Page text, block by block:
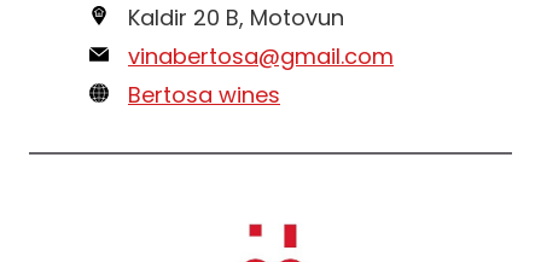
Kaldir 20 B, Motovun
vinabertosa@gmail.com
Bertosa wines